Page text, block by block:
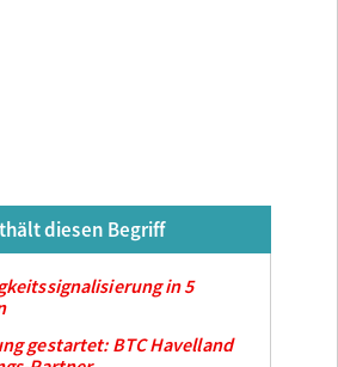
diesen Begriff
in 5
gestartet: BTC Havelland